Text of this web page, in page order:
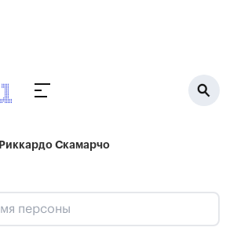
Риккардо Скамарчо